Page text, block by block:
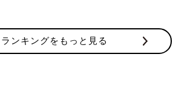
ランキングをもっと見る